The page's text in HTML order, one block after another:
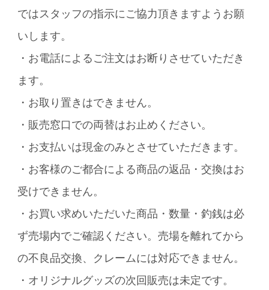
ではスタッフの指示にご協力頂きますようお願
いします。
・お電話によるご注文はお断りさせていただき
ます。
・お取り置きはできません。
・販売窓口での両替はお止めください。
・お支払いは現金のみとさせていただきます。
・お客様のご都合による商品の返品・交換はお
受けできません。
・お買い求めいただいた商品・数量・釣銭は必
ず売場内でご確認ください。売場を離れてから
の不良品交換、クレームには対応できません。
・オリジナルグッズの次回販売は未定です。